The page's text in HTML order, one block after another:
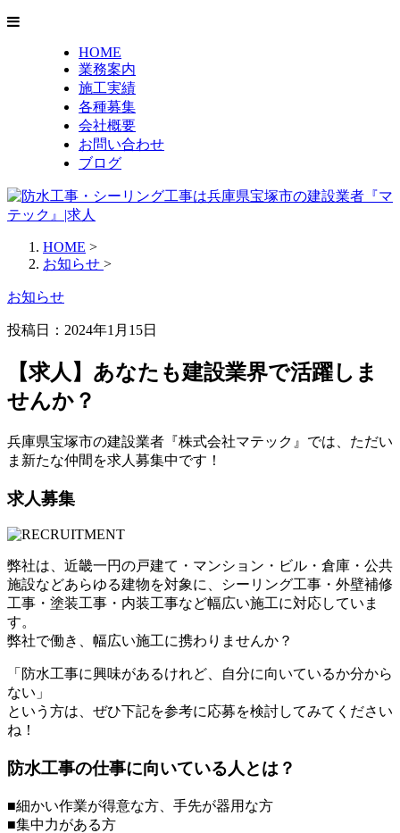
HOME
業務案内
施工実績
各種募集
会社概要
お問い合わせ
ブログ
HOME >
お知らせ >
お知らせ
投稿日：2024年1月15日
【求人】あなたも建設業界で活躍しま
せんか？
兵庫県宝塚市の建設業者『株式会社マテック』では、ただい
ま新たな仲間を求人募集中です！
求人募集
弊社は、近畿一円の戸建て・マンション・ビル・倉庫・公共
施設などあらゆる建物を対象に、シーリング工事・外壁補修
工事・塗装工事・内装工事など幅広い施工に対応していま
す。
弊社で働き、幅広い施工に携わりませんか？
「防水工事に興味があるけれど、自分に向いているか分から
ない」
という方は、ぜひ下記を参考に応募を検討してみてください
ね！
防水工事の仕事に向いている人とは？
■細かい作業が得意な方、手先が器用な方
■集中力がある方